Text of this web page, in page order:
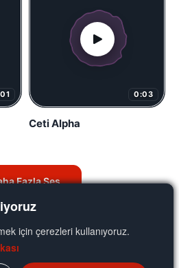
için çerezleri kullanıyoruz.
0:03
Ceti Alpha
Fazla Ses